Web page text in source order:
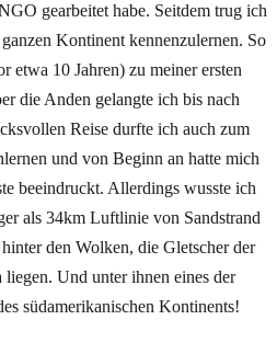
gearbeitet habe. Seitdem trug ich
Kontinent kennenzulernen. So
etwa 10 Jahren) zu meiner ersten
die Anden gelangte ich bis nach
Reise durfte ich auch zum
und von Beginn an hatte mich
beeindruckt. Allerdings wusste ich
als 34km Luftlinie von Sandstrand
den Wolken, die Gletscher der
liegen. Und unter ihnen eines der
südamerikanischen Kontinents!